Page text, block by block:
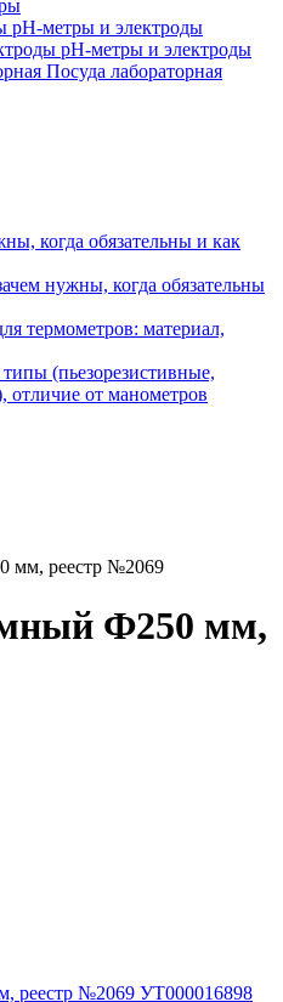
pH-метры и электроды
pH-метры и электроды
Посуда лабораторная
нужны, когда обязательны
термометров: материал,
(пьезорезистивные,
отличие от манометров
мм, реестр №2069
Ф250 мм,